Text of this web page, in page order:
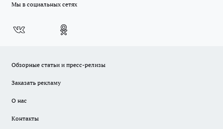
Мы в социальных сетях
Обзорные статьи и пресс-релизы
Заказать рекламу
О нас
Контакты